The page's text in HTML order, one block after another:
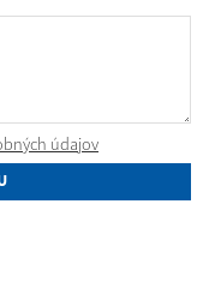
údajov